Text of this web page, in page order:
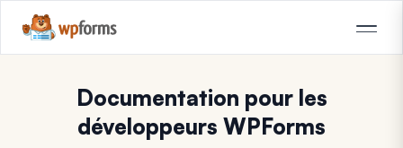
Documentation pour les
développeurs WPForms